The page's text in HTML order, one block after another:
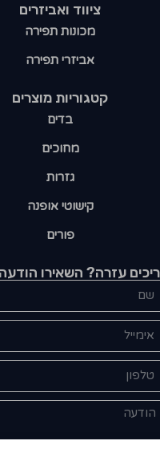
קטגוריות מוצרים​
בדים
מחוכים
גזרות
קישוטי אופנה
פורים
ציווד ואביזרים
מכונות תפירה
אביזרי תפירה
עזרה? השאירו הודעה